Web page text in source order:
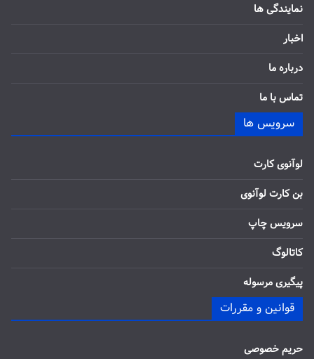
نمایندگی ها
اخبار
درباره ما
تماس با ما
سرویس ها
لوآنوی کارت
بن کارت لوآنوی
سرویس چاپ
کاتالوگ
پیگیری مرسوله
قوانین و مقررات
حریم خصوصی